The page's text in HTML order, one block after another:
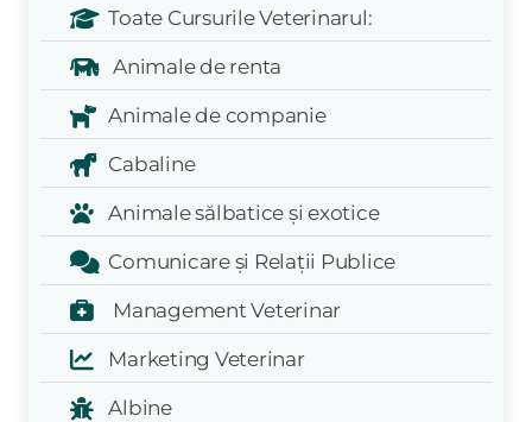
Toate Cursurile Veterinarul:
Animale de renta
Animale de companie
Cabaline
Animale sălbatice și exotice
Comunicare și Relații Publice
Management Veterinar
Marketing Veterinar
Albine